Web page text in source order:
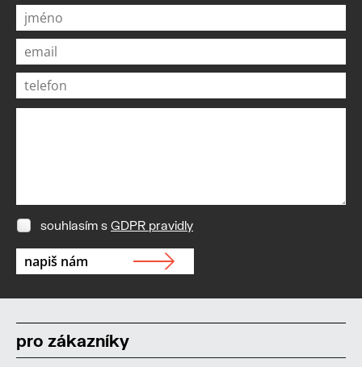
souhlasím s GDPR pravidly
pro zákazníky